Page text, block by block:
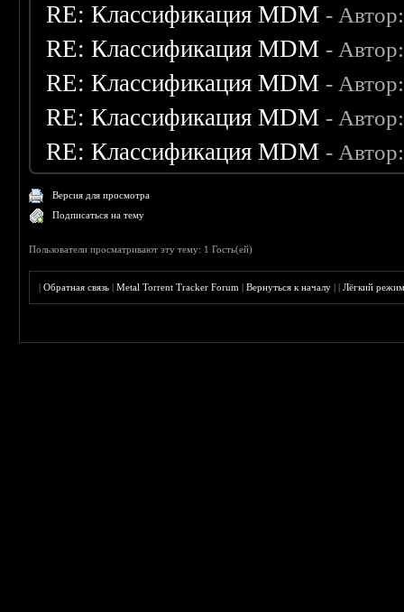
RE: Классификация MDM -
RE: Классификация MDM -
RE: Классификация MDM -
RE: Классификация MDM -
RE: Классификация MDM -
Версия для просмотра
Подписаться на тему
Пользователи просматривают эту тему: 1 Гость(ей)
|Обратная связь |Metal Torrent Tracker Forum |Вернуться к началу ||Лёгкий